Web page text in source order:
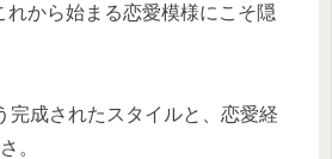
れから始まる恋愛模様にこそ隠
完成されたスタイルと、恋愛経
。